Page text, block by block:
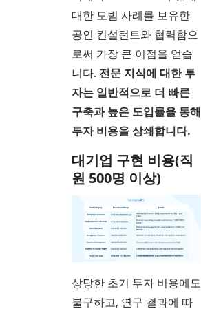
대한 모범 사례를 보유한
공인 컨설턴트와 협력함으
로써 가장 큰 이점을 얻습
니다. 전문 지식에 대한 투
자는 일반적으로 더 빠른
구축과 높은 도입률을 통해
투자 비용을 상쇄합니다.
대기업 구현 비용(직
원 500명 이상)
상당한 초기 투자 비용에도
불구하고, 연구 결과에 따